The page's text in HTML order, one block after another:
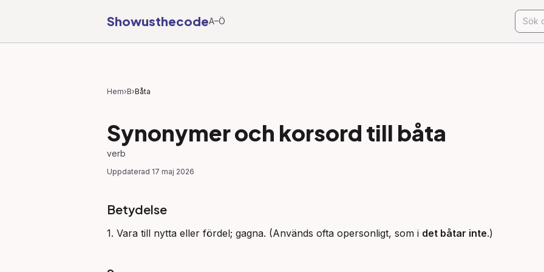
ShowusthecodeA–Ö
Hem›B›Båta
Synonymer och korsord till båta
verb
Uppdaterad 17 maj 2026
Betydelse
1. Vara till nytta eller fördel; gagna. (Används ofta opersonligt, som i det båtar inte.)